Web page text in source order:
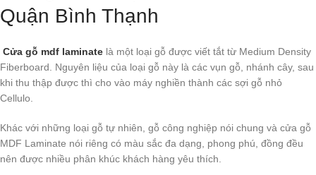
Quận Bình Thạnh
Cửa gỗ mdf laminate là một loại gỗ được viết tắt từ Medium Density
Fiberboard. Nguyên liệu của loại gỗ này là các vụn gỗ, nhánh cây, sau
khi thu thập được thì cho vào máy nghiền thành các sợi gỗ nhỏ
Cellulo.
Khác với những loại gỗ tự nhiên, gỗ công nghiệp nói chung và cửa gỗ
MDF Laminate nói riêng có màu sắc đa dạng, phong phú, đồng đều
nên được nhiều phân khúc khách hàng yêu thích.